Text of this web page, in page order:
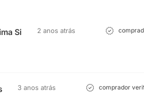
Silva Gomes
2 anos atrás
3 anos atrás comprador